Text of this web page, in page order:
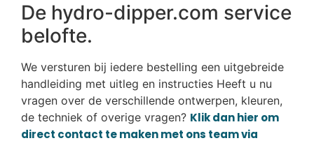
De hydro-dipper.com service
belofte.
We versturen bij iedere bestelling een uitgebreide
handleiding met uitleg en instructies Heeft u nu
vragen over de verschillende ontwerpen, kleuren,
de techniek of overige vragen? Klik dan hier om
direct contact te maken met ons team via